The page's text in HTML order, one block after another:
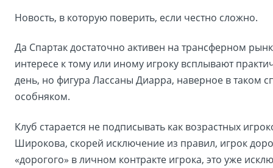
Новость, в которую поверить, если честно сложно.
Да Спартак достаточно активен на трансферном
интересе к тому или иному игроку всплывают
день, но фигура Лассаны Диарра, наверное в таком
особняком.
Клуб старается не подписывать как возрастных
Широкова, скорей исключение из правил, игрок
«дорогого» в личном контракте игрока, это уже